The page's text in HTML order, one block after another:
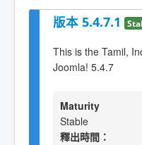
版本 5.4.7.1
This is the Tamil,
Joomla! 5.4.7
Maturity
Stable
釋出時間：